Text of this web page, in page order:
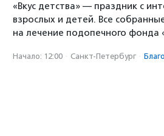
«Вкус детства» — праздник с
взрослых и детей. Все
на лечение подопечного
Начало: 12:00 · Санкт-Петербург ·